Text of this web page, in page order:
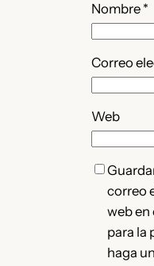
Nombre *
Correo
Web
correo
web en
para la
haga